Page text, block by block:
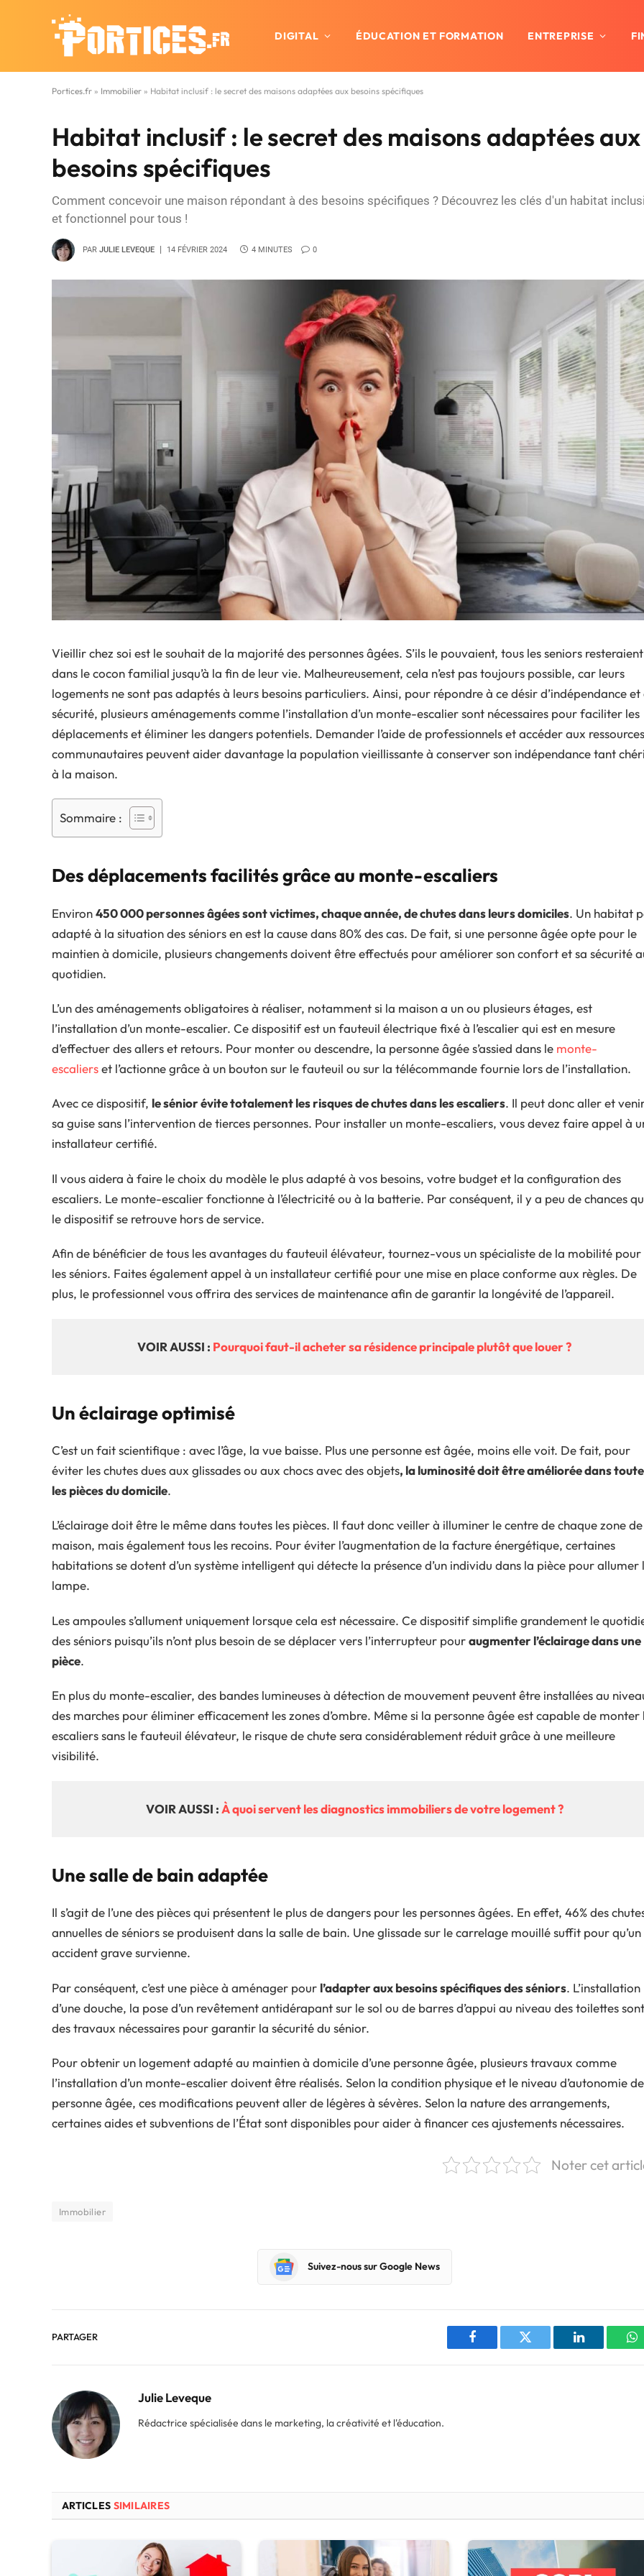
DIGITAL ÉDUCATION ET FORMATION ENTREPRISE
Portices.fr » Immobilier » Habitat inclusif : le secret des maisons adaptées aux besoins spécifiques
Habitat inclusif : le secret des maisons adaptées aux
besoins spécifiques
Comment concevoir une maison répondant à des besoins spécifiques ? Découvrez les clés d'un habitat
et fonctionnel pour tous !
PAR JULIE LEVEQUE 14 FÉVRIER 2024 4 MINUTES 0
Vieillir chez soi est le souhait de la majorité des personnes âgées. S’ils le pouvaient, tous les seniors resteraient
dans le cocon familial jusqu’à la fin de leur vie. Malheureusement, cela n’est pas toujours possible, car leurs
logements ne sont pas adaptés à leurs besoins particuliers. Ainsi, pour répondre à ce désir d’indépendance et
sécurité, plusieurs aménagements comme l’installation d’un monte-escalier sont nécessaires pour faciliter les
déplacements et éliminer les dangers potentiels. Demander l’aide de professionnels et accéder aux ressources
communautaires peuvent aider davantage la population vieillissante à conserver son indépendance tant
à la maison.
Sommaire :
Des déplacements facilités grâce au monte-escaliers
Environ450 000 personnes âgées sont victimes, chaque année, de chutes dans leurs domiciles. Un habitat
adapté à la situation des séniors en est la cause dans 80% des cas. De fait, si une personne âgée opte pour le
maintien à domicile, plusieurs changements doivent être effectués pour améliorer son confort et sa sécurité
quotidien.
L’un des aménagements obligatoires à réaliser, notamment si la maison a un ou plusieurs étages, est
l’installation d’un monte-escalier. Ce dispositif est un fauteuil électrique fixé à l’escalier qui est en mesure
d’effectuer des allers et retours. Pour monter ou descendre, la personne âgée s’assied dans le monte-
escalierset l’actionne grâce à un bouton sur le fauteuil ou sur la télécommande fournie lors de l’installation.
Avec ce dispositif, le sénior évite totalement les risques de chutes dans les escaliers. Il peut donc aller et
sa guise sans l’intervention de tierces personnes. Pour installer un monte-escaliers, vous devez faire appel à
installateur certifié.
Il vous aidera à faire le choix du modèle le plus adapté à vos besoins, votre budget et la configuration des
escaliers. Le monte-escalier fonctionne à l’électricité ou à la batterie. Par conséquent, il y a peu de chances
le dispositif se retrouve hors de service.
Afin de bénéficier de tous les avantages du fauteuil élévateur, tournez-vous un spécialiste de la mobilité pour
les séniors. Faites également appel à un installateur certifié pour une mise en place conforme aux règles. De
plus, le professionnel vous offrira des services de maintenance afin de garantir la longévité de l’appareil.
VOIR AUSSI : Pourquoi faut-il acheter sa résidence principale plutôt que louer ?
Un éclairage optimisé
C’est un fait scientifique : avec l’âge, la vue baisse. Plus une personne est âgée, moins elle voit. De fait, pour
éviter les chutes dues aux glissades ou aux chocs avec des objets, la luminosité doit être améliorée dans
les pièces du domicile.
L’éclairage doit être le même dans toutes les pièces. Il faut donc veiller à illuminer le centre de chaque zone
maison, mais également tous les recoins. Pour éviter l’augmentation de la facture énergétique, certaines
habitations se dotent d’un système intelligent qui détecte la présence d’un individu dans la pièce pour allumer
lampe.
Les ampoules s’allument uniquement lorsque cela est nécessaire. Ce dispositif simplifie grandement le
des séniors puisqu’ils n’ont plus besoin de se déplacer vers l’interrupteur pouraugmenter l’éclairage dans une
pièce.
En plus du monte-escalier, des bandes lumineuses à détection de mouvement peuvent être installées au
des marches pour éliminer efficacement les zones d’ombre. Même si la personne âgée est capable de monter
escaliers sans le fauteuil élévateur, le risque de chute sera considérablement réduit grâce à une meilleure
visibilité.
VOIR AUSSI :À quoi servent les diagnostics immobiliers de votre logement ?
Une salle de bain adaptée
Il s’agit de l’une des pièces qui présentent le plus de dangers pour les personnes âgées. En effet, 46% des
annuelles de séniors se produisent dans la salle de bain. Une glissade sur le carrelage mouillé suffit pour qu’un
accident grave survienne.
Par conséquent, c’est une pièce à aménager pour l’adapter aux besoins spécifiques des séniors. L’installation
d’une douche, la pose d’un revêtement antidérapant sur le sol ou de barres d’appui au niveau des toilettes sont
des travaux nécessaires pour garantir la sécurité du sénior.
Pour obtenir un logement adapté au maintien à domicile d’une personne âgée, plusieurs travaux comme
l’installation d’un monte-escalier doivent être réalisés. Selon la condition physique et le niveau d’autonomie
personne âgée, ces modifications peuvent aller de légères à sévères. Selon la nature des arrangements,
certaines aides et subventions de l’État sont disponibles pour aider à financer ces ajustements nécessaires.
Noter cet
Immobilier
Suivez-nous sur Google News
PARTAGER
Facebook Twitter LinkedIn
Julie Leveque
Rédactrice spécialisée dans le marketing, la créativité et l'éducation.
ARTICLES SIMILAIRES